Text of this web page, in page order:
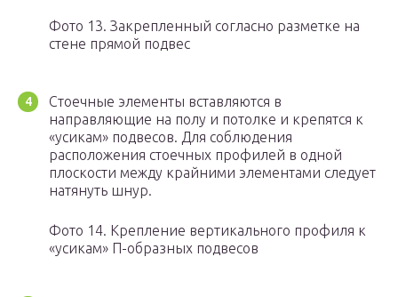
Фото 13. Закрепленный согласно разметке на
стене прямой подвес
Стоечные элементы вставляются в
направляющие на полу и потолке и крепятся к
«усикам» подвесов. Для соблюдения
расположения стоечных профилей в одной
плоскости между крайними элементами следует
натянуть шнур.
Фото 14. Крепление вертикального профиля к
«усикам» П-образных подвесов